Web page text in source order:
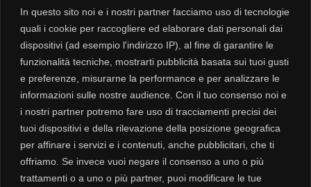
In questo sito noi e i nostri partner facciamo uso di tecnologie
quali i cookie per raccogliere ed elaborare dati personali dai
dispositivi (ad esempio l'indirizzo IP), al fine di garantire le
funzionalità tecniche, mostrarti pubblicità basata sui tuoi gusti
e preferenze, misurarne la performance e per analizzare le
informazioni sulle nostre audience. Con il tuo consenso noi e
i nostri partner potremo fare uso di tracciamenti precisi dei
tuoi dispositivi e della rilevazione della posizione geografica
per affinare i servizi e i contenuti, anche pubblicitari, che ti
offriamo. Se invece vuoi negare il consenso a uno o più
trattamenti o a uno o più partner, puoi modificare le tue
Contatti
Newsletter
Modalità di spedizione